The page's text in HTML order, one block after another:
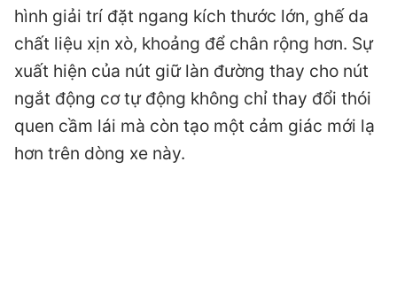
hình giải trí đặt ngang kích thước lớn, ghế da
chất liệu xịn xò, khoảng để chân rộng hơn. Sự
xuất hiện của nút giữ làn đường thay cho nút
ngắt động cơ tự động không chỉ thay đổi thói
quen cầm lái mà còn tạo một cảm giác mới lạ
hơn trên dòng xe này.